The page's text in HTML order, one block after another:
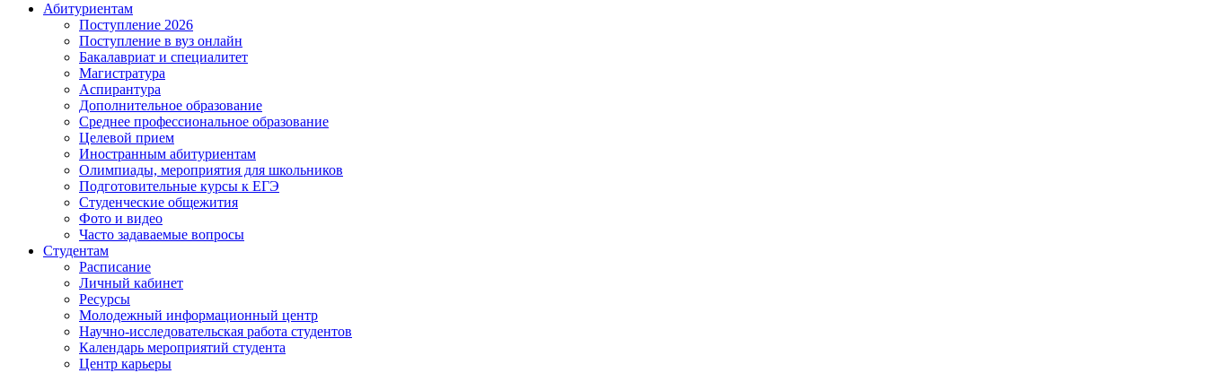
Абитуриентам
Поступление 2026
Поступление в вуз онлайн
Бакалавриат и специалитет
Магистратура
Аспирантура
Дополнительное образование
Среднее профессиональное образование
Целевой прием
Иностранным абитуриентам
Олимпиады, мероприятия для школьников
Подготовительные курсы к ЕГЭ
Студенческие общежития
Фото и видео
Часто задаваемые вопросы
Студентам
Расписание
Личный кабинет
Ресурсы
Молодежный информационный центр
Научно-исследовательская работа студентов
Календарь мероприятий студента
Центр карьеры